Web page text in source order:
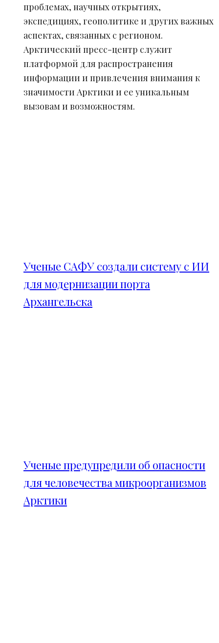
проблемах, научных открытиях,
экспедициях, геополитике и других важных
аспектах, связанных с регионом.
Арктический пресс-центр служит
платформой для распространения
информации и привлечения внимания к
значимости Арктики и ее уникальным
вызовам и возможностям.
Ученые САФУ создали систему с ИИ
для модернизации порта
Архангельска
Ученые предупредили об опасности
для человечества микроорганизмов
Арктики